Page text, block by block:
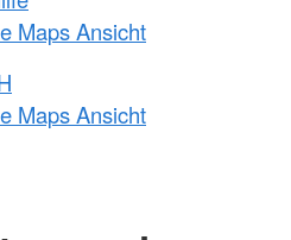
Maps Ansicht
Maps Ansicht